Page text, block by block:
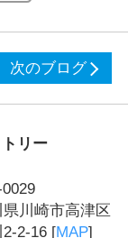
次のブログ
トリー
川崎市高津区
2-16 [MAP]